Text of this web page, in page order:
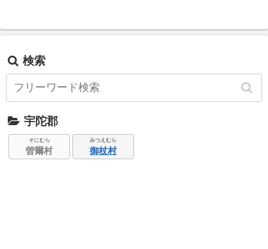
検索
宇陀郡
そにむら
曽爾村
みつえむら
御杖村